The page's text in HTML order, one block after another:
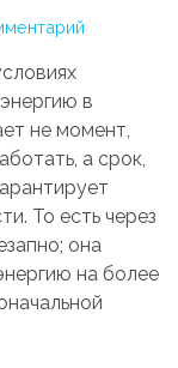
в
не момент,
а срок,
То есть через
она
на более